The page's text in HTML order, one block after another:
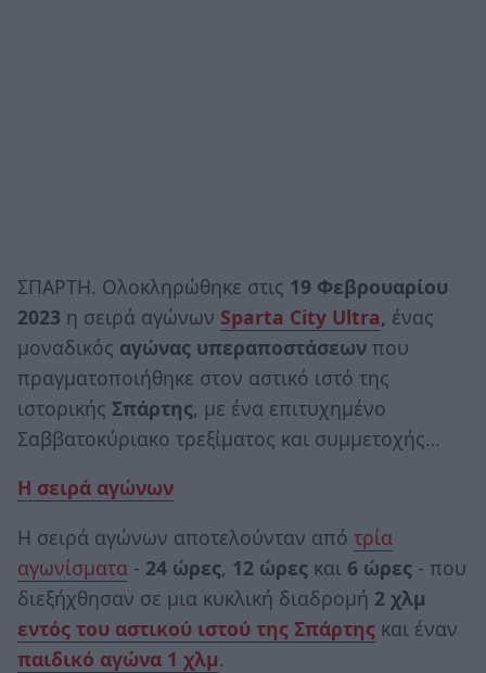
ΣΠΑΡΤΗ. Ολοκληρώθηκε στις 19 Φεβρουαρίου
2023 η σειρά αγώνων Sparta City Ultra, ένας
μοναδικός αγώνας υπεραποστάσεων που
πραγματοποιήθηκε στον αστικό ιστό της
ιστορικής Σπάρτης, με ένα επιτυχημένο
Σαββατοκύριακο τρεξίματος και συμμετοχής…
Η σειρά αγώνων
Η σειρά αγώνων αποτελούνταν από τρία
αγωνίσματα - 24 ώρες, 12 ώρες και 6 ώρες - που
διεξήχθησαν σε μια κυκλική διαδρομή 2 χλμ
εντός του αστικού ιστού της Σπάρτης και έναν
παιδικό αγώνα 1 χλμ.